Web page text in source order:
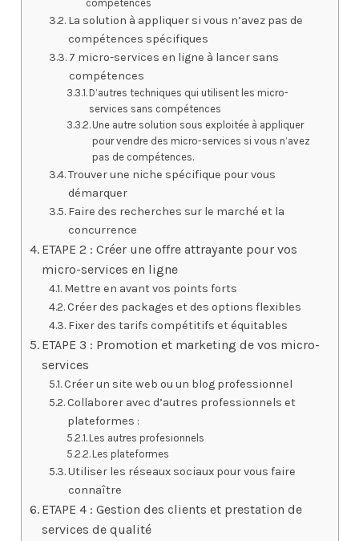
compétences
La solution à appliquer si vous n’avez pas de
compétences spécifiques
7 micro-services en ligne à lancer sans
compétences
D’autres techniques qui utilisent les micro-
services sans compétences
Une autre solution sous exploitée à appliquer
pour vendre des micro-services si vous n’avez
pas de compétences.
Trouver une niche spécifique pour vous
démarquer
Faire des recherches sur le marché et la
concurrence
ETAPE 2 : Créer une offre attrayante pour vos
micro-services en ligne
Mettre en avant vos points forts
Créer des packages et des options flexibles
Fixer des tarifs compétitifs et équitables
ETAPE 3 : Promotion et marketing de vos micro-
services
Créer un site web ou un blog professionnel
Collaborer avec d’autres professionnels et
plateformes :
Les autres profesionnels
Les plateformes
Utiliser les réseaux sociaux pour vous faire
connaître
ETAPE 4 : Gestion des clients et prestation de
services de qualité